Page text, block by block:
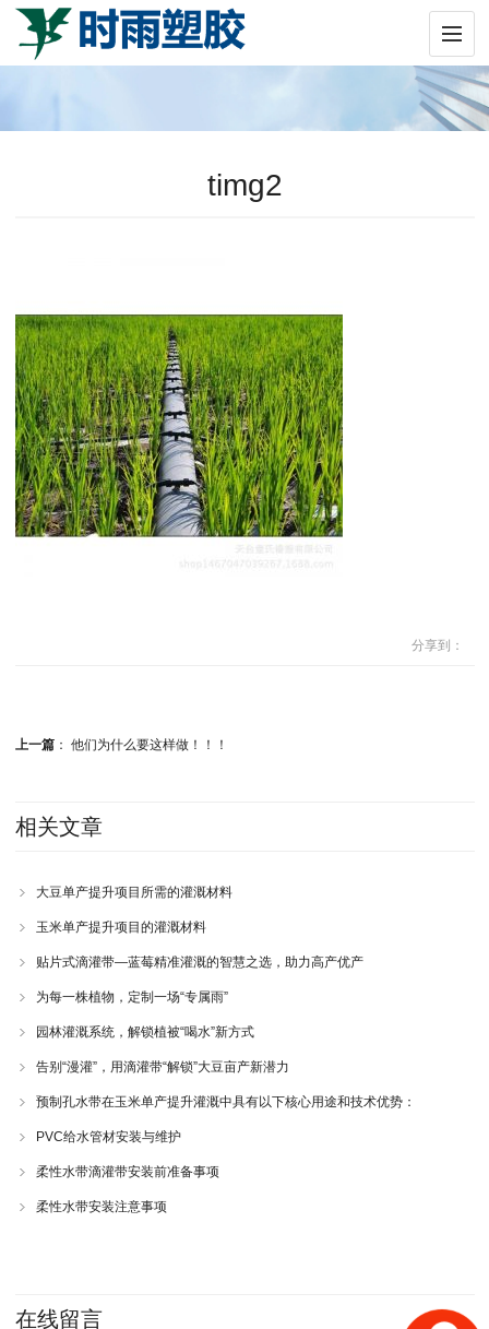
timg2
分享到：
上一篇： 他们为什么要这样做！！！
相关文章
大豆单产提升项目所需的灌溉材料
玉米单产提升项目的灌溉材料
贴片式滴灌带—蓝莓精准灌溉的智慧之选，助力高产优产
为每一株植物，定制一场“专属雨”
园林灌溉系统，解锁植被“喝水”新方式
告别“漫灌”，用滴灌带“解锁”大豆亩产新潜力
预制孔水带在玉米单产提升灌溉中具有以下核心用途和技术优势：
PVC给水管材安装与维护
柔性水带滴灌带安装前准备事项
柔性水带安装注意事项
在线留言